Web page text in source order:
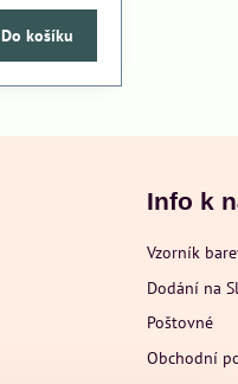
Do košíku
Info k
Vzorník
Dodání na
Poštovné
Obchodní